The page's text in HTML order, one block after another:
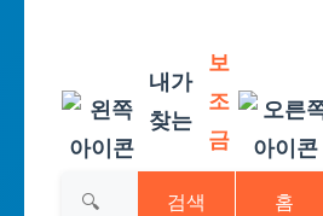
내가
찾는
보
조
금
검색 홈